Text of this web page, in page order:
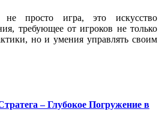
просто игра, это искусство
требующее от игроков не только
но и умения управлять своим
– Глубокое Погружение в